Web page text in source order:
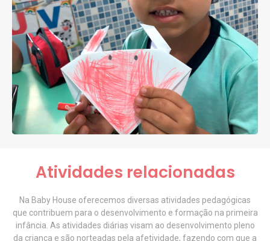
Atividades relacionadas
Na Baby House oferecemos diversas atividades pedagógicas
que contribuem para o desenvolvimento e formação na primeira
infância. As atividades diárias visam ao desenvolvimento pleno
da criança e são norteadas pela afetividade, fazendo com que a